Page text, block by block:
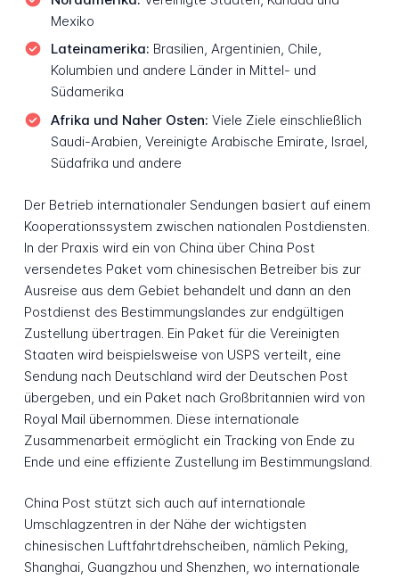
Mexiko
Lateinamerika: Brasilien, Argentinien, Chile,
Kolumbien und andere Länder in Mittel- und
Südamerika
Afrika und Naher Osten: Viele Ziele einschließlich
Saudi-Arabien, Vereinigte Arabische Emirate, Israel,
Südafrika und andere
Der Betrieb internationaler Sendungen basiert auf einem
Kooperationssystem zwischen nationalen Postdiensten.
In der Praxis wird ein von China über China Post
versendetes Paket vom chinesischen Betreiber bis zur
Ausreise aus dem Gebiet behandelt und dann an den
Postdienst des Bestimmungslandes zur endgültigen
Zustellung übertragen. Ein Paket für die Vereinigten
Staaten wird beispielsweise von USPS verteilt, eine
Sendung nach Deutschland wird der Deutschen Post
übergeben, und ein Paket nach Großbritannien wird von
Royal Mail übernommen. Diese internationale
Zusammenarbeit ermöglicht ein Tracking von Ende zu
Ende und eine effiziente Zustellung im Bestimmungsland.
China Post stützt sich auch auf internationale
Umschlagzentren in der Nähe der wichtigsten
chinesischen Luftfahrtdrehscheiben, nämlich Peking,
Shanghai, Guangzhou und Shenzhen, wo internationale